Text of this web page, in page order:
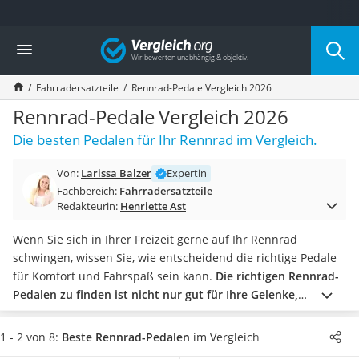
Die beliebtesten Vergleiche nach Kategorie
Freizeit & Sport
Gartentrampolin
Trampolin
Metalldetektor
Eufab-Fahrradträger
Trampolin 366 cm
Aluminium-Koffer
Futterboot
E-Bike-Dreirad
Trekkingschuhe Herren
Reisetasche mit Rollen
Klimmzugstation
Koffer
Nachtsichtgerät
Vergleich
Fahrradersatzteile Rennrad-Pedale Vergleich 2026
Rennrad-Pedale Vergleich 2026
Die besten Pedalen für Ihr Rennrad im Vergleich.
Von: Larissa Balzer
Expertin
Fachbereich: Fahrradersatzteile
Redakteurin: Henriette Ast
Wenn Sie sich in Ihrer Freizeit gerne auf Ihr Rennrad
schwingen, wissen Sie, wie entscheidend die richtige Pedale
für Komfort und Fahrspaß sein kann. Die richtigen Rennrad-
Pedalen zu finden ist nicht nur gut für Ihre Gelenke,
sondern kann auch die Fahrgeschwindigkeit steigern und
den Kraftaufwand senken.. Mit den richtigen Pedalen
1 - 2 von 8: Beste Rennrad-Pedalen im Vergleich